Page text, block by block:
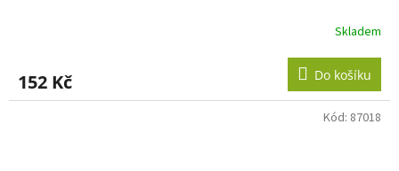
Skladem
152 Kč Do košíku
Kód: 87018